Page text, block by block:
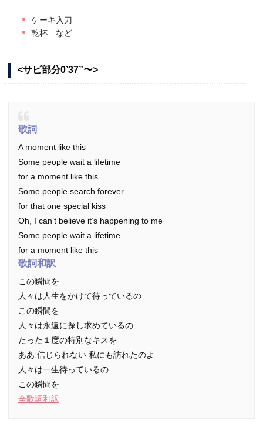
ケーキ入刀
乾杯 など
<サビ部分0’37”〜>
歌詞
A moment like this
Some people wait a lifetime
for a moment like this
Some people search forever
for that one special kiss
Oh, I can’t believe it’s happening to me
Some people wait a lifetime
for a moment like this
歌詞和訳
この瞬間を
人々は人生をかけて待っているの
この瞬間を
人々は永遠に探し求めているの
たった１度の特別なキスを
ああ 信じられない 私にも訪れたのよ
人々は一生待っているの
この瞬間を
全歌詞和訳